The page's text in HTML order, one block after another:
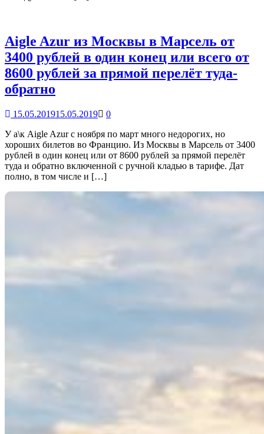
Aigle Azur из Москвы в Марсель от
3400 рублей в один конец или всего от
8600 рублей за прямой перелёт туда-
обратно
15.05.201915.05.2019
0
У а\к Aigle Azur с ноября по март много недорогих, но
хороших билетов во Францию. Из Москвы в Марсель от 3400
рублей в один конец или от 8600 рублей за прямой перелёт
туда и обратно включенной с ручной кладью в тарифе. Дат
полно, в том числе и […]